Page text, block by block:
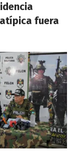
fuera